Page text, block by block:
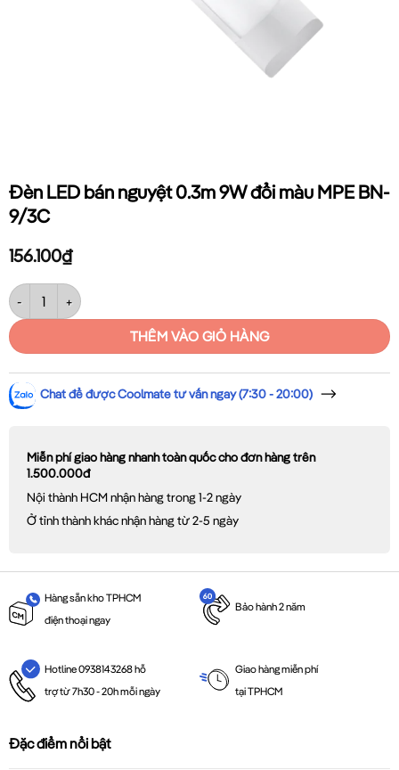
Đèn LED bán nguyệt 0.3m 9W đổi màu MPE BN-
9/3C
156.100₫
Đèn LED bán nguyệt 0.3m 9W đổi màu MPE BN-9/3C số lượng
THÊM VÀO GIỎ HÀNG
Chat để được Coolmate tư vấn ngay (7:30 - 20:00)
Miễn phí giao hàng nhanh toàn quốc cho đơn hàng trên
1.500.000đ
Nội thành HCM nhận hàng trong 1-2 ngày
Ở tỉnh thành khác nhận hàng từ 2-5 ngày
Hàng sẵn kho TPHCM
điện thoại ngay
Bảo hành 2 năm
Hotline 0938143268 hỗ
trợ từ 7h30 - 20h mỗi ngày
Giao hàng miễn phí
tại TPHCM
Đặc điểm nổi bật